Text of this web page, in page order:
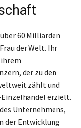
60 Milliarden
der Welt. Ihr
der zu den
zählt und
erzielt.
Unternehmens,
der Entwicklung